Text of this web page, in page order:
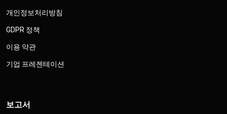
개인정보처리방침
GDPR 정책
이용 약관
기업 프레젠테이션
보고서